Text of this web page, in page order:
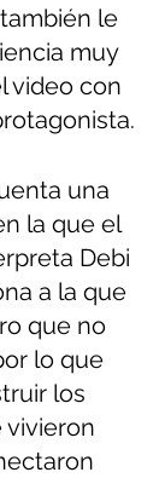
le
muy
video con
una
la que el
Debi
a la que
que no
lo que
los
vivieron